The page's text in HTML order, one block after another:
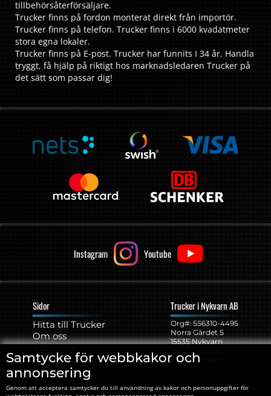
Samtycke för webbkakor och
annonsering
Genom att acceptera samtycker du till användning av kakor och personuppgifter för
tillbehörsåterförsäljare.
Trucker finns på fordon monterat direkt från importör.
Trucker finns på telefon. Trucker finns i 6000 kvadatmeter
stora egna lokaler.
Trucker finns på E-post. Trucker har funnits I 34 år. Handla
tryggt, få hjälp på riktigt hos marknadsledaren Trucker på
det sätt som passar dig!
Instagram Youtube
Sidor
Hitta till Trucker
Om oss
Köpvillkor
Kontakta oss
Kakor
Trucker i Nykvarn AB
Org#: ‍556310-4495
Norra Gärdet 5
15535 Nykvarn
08-55248599
info@trucker.se